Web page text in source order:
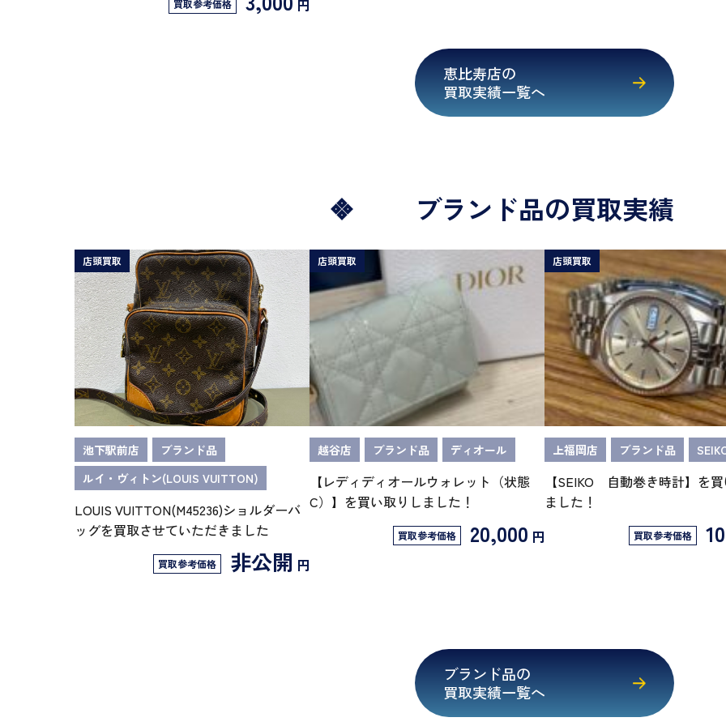
買取参考価格 円
恵比寿店の
買取実績一覧へ
ブランド品の買取実績
店頭買取
池下駅前店
ブランド品
ルイ・ヴィトン(LOUIS VUITTON)
LOUIS VUITTON(M45236)ショルダーバ
ッグを買取させていただきました
買取参考価格 非公開 円
店頭買取
越谷店 ブランド品 ディオール
【レディディオールウォレット（状態
C）】を買い取りしました！
買取参考価格 20,000 円
店頭買取
上福岡店 ブランド品
【SEIKO 自動巻き時計】を
ました！
買取参考価格
ブランド品の
買取実績一覧へ